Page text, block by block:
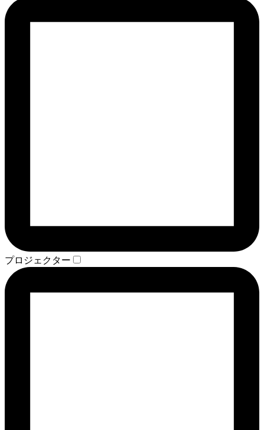
プロジェクター